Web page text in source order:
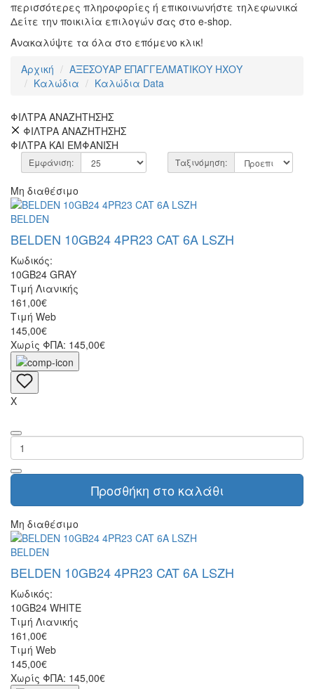
περισσότερες πληροφορίες ή επικοινωνήστε τηλεφωνικά
Δείτε την ποικιλία επιλογών σας στο e-shop.
Ανακαλύψτε τα όλα στο επόμενο κλικ!
Αρχική
ΑΞΕΣΟΥΑΡ ΕΠΑΓΓΕΛΜΑΤΙΚΟΥ ΗΧΟΥ
Καλώδια
Καλώδια Data
ΦΙΛΤΡΑ ΑΝΑΖΗΤΗΣΗΣ
ΦΙΛΤΡΑ ΑΝΑΖΗΤΗΣΗΣ
ΦΙΛΤΡΑ ΚΑΙ ΕΜΦΑΝΙΣΗ
Ταξινόμηση:
Εμφάνιση:
Μη διαθέσιμο
BELDEN
BELDEN 10GB24 4PR23 CAT 6A LSZH
Κωδικός:
10GB24 GRAY
Τιμή Λιανικής
161,00€
Τιμή Web
145,00€
Χωρίς ΦΠΑ: 145,00€
X
Προσθήκη στο καλάθι
Μη διαθέσιμο
BELDEN
BELDEN 10GB24 4PR23 CAT 6A LSZH
Κωδικός:
10GB24 WHITE
Τιμή Λιανικής
161,00€
Τιμή Web
145,00€
Χωρίς ΦΠΑ: 145,00€